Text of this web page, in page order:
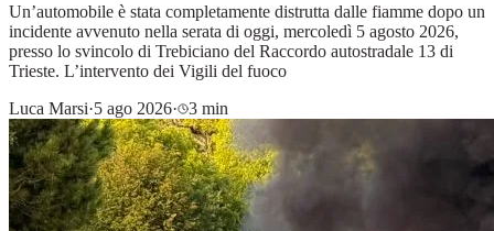
Un’automobile è stata completamente distrutta dalle fiamme dopo un
incidente avvenuto nella serata di oggi, mercoledì 5 agosto 2026,
presso lo svincolo di Trebiciano del Raccordo autostradale 13 di
Trieste. L’intervento dei Vigili del fuoco
Luca Marsi·5 ago 2026· 3 min